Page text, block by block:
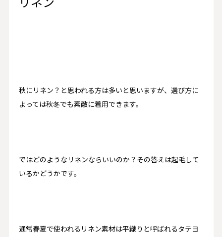
秋にリネン？と思われる方は多いと思いますが、選び方に
よっては秋冬でも素敵に着用できます。
ではどのようなリネンならいいのか？その答えは起毛して
いるかどうかです。
通常春夏で使われるリネン素材は平織りと呼ばれるタテヨ